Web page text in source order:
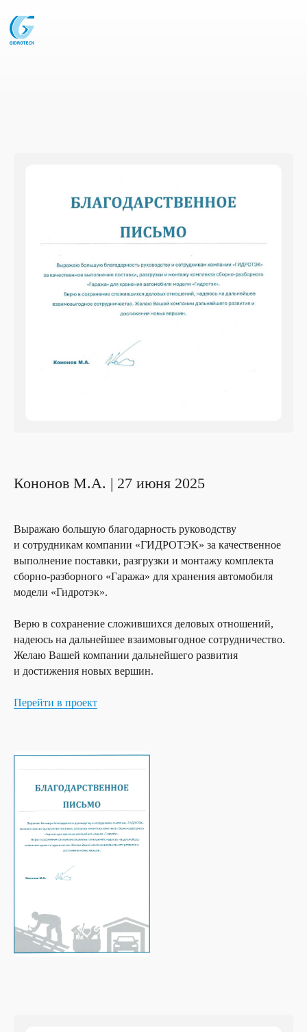
Кононов М.А. | 27 июня 2025
Выражаю большую благодарность руководству
и сотрудникам компании «ГИДРОТЭК» за качественное
выполнение поставки, разгрузки и монтажу комплекта
сборно-разборного «Гаража» для хранения автомобиля
модели «Гидротэк».
Верю в сохранение сложившихся деловых отношений,
надеюсь на дальнейшее взаимовыгодное сотрудничество.
Желаю Вашей компании дальнейшего развития
и достижения новых вершин.
Перейти в проект